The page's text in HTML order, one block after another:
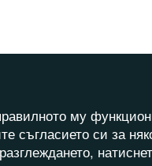
му
съгласието си за